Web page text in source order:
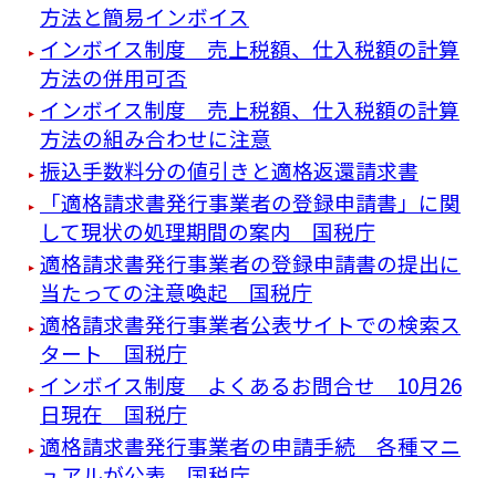
方法と簡易インボイス
インボイス制度 売上税額、仕入税額の計算
方法の併用可否
インボイス制度 売上税額、仕入税額の計算
方法の組み合わせに注意
振込手数料分の値引きと適格返還請求書
「適格請求書発行事業者の登録申請書」に関
して現状の処理期間の案内 国税庁
適格請求書発行事業者の登録申請書の提出に
当たっての注意喚起 国税庁
適格請求書発行事業者公表サイトでの検索ス
タート 国税庁
インボイス制度 よくあるお問合せ 10月26
日現在 国税庁
適格請求書発行事業者の申請手続 各種マニ